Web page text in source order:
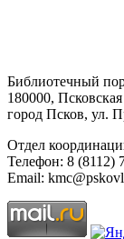
Библиотечный
180000, Псковская
город Псков, ул.
Отдел
Телефон: 8 (8112)
Email: